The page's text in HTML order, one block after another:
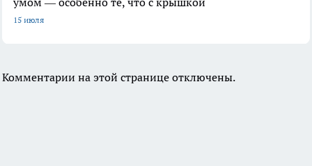
15 июля
Комментарии на этой странице отключены.